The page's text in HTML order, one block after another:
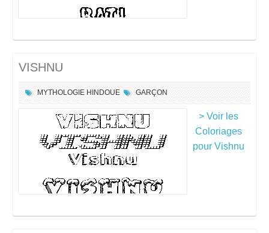
VISHNU
MYTHOLOGIE HINDOUE GARÇON
> Voir les
Coloriages
pour Vishnu